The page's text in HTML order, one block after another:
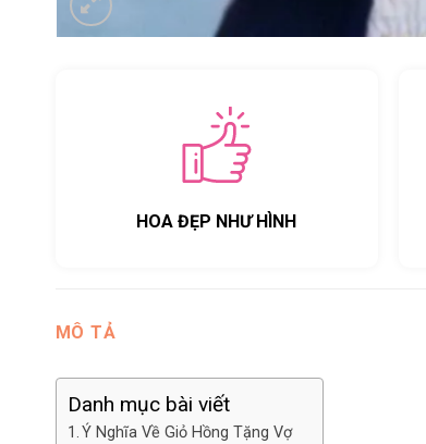
HOA ĐẸP NHƯ HÌNH
MÔ TẢ
Danh mục bài viết
Ý Nghĩa Về Giỏ Hồng Tặng Vợ